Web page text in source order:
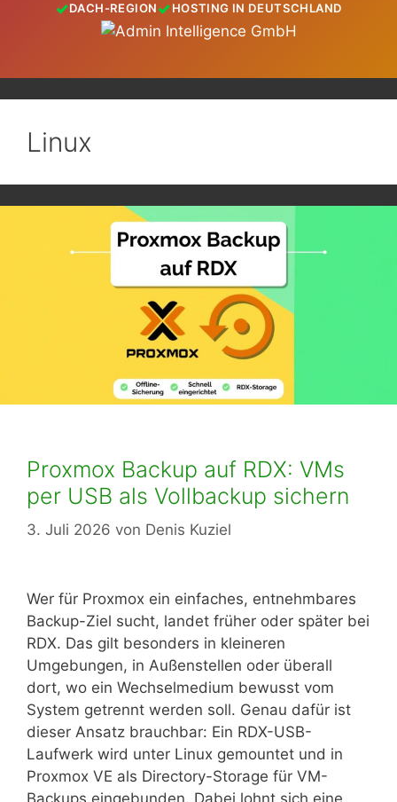
DACH-REGION HOSTING IN DEUTSCHLAND
Linux
Proxmox Backup auf RDX: VMs
per USB als Vollbackup sichern
3. Juli 2026 von Denis Kuziel
Wer für Proxmox ein einfaches, entnehmbares
Backup-Ziel sucht, landet früher oder später bei
RDX. Das gilt besonders in kleineren
Umgebungen, in Außenstellen oder überall
dort, wo ein Wechselmedium bewusst vom
System getrennt werden soll. Genau dafür ist
dieser Ansatz brauchbar: Ein RDX-USB-
Laufwerk wird unter Linux gemountet und in
Proxmox VE als Directory-Storage für VM-